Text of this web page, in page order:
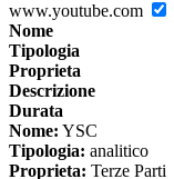
www.youtube.com
Nome
Tipologia
Proprieta
Descrizione
Durata
Nome: YSC
Tipologia: analitico
Proprieta: Terze Parti